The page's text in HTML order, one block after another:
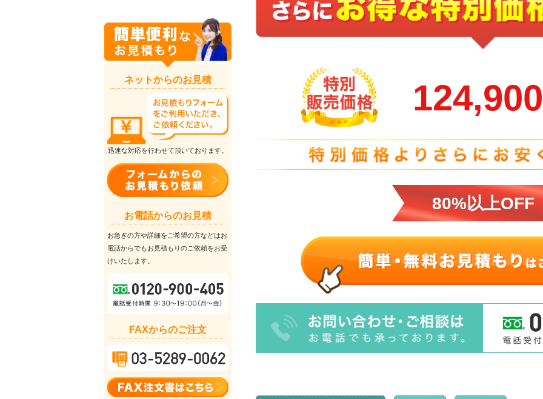
80%以上OFF
ネットからのお見積
迅速な対応を行わせて頂いております。
お電話からのお見積
お急ぎの方や詳細をご希望の方などはお
電話からでもお見積もりのご依頼をお受
けいたします。
FAXからのご注文